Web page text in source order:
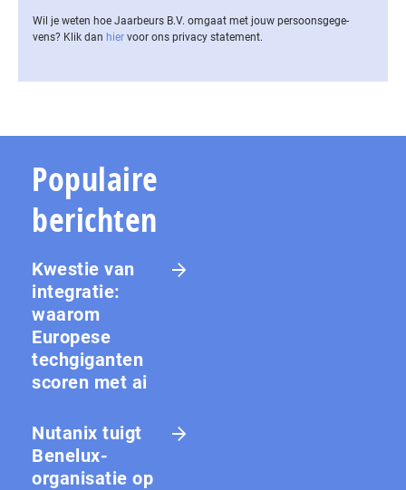
Wil je weten hoe Jaarbeurs B.V. omgaat met jouw per­soons­ge­ge­
vens? Klik dan hier voor ons privacy statement.
Populaire
berichten
Kwestie van
integratie:
waarom
Europese
techgiganten
scoren met ai
Nutanix tuigt
Benelux-
organisatie op